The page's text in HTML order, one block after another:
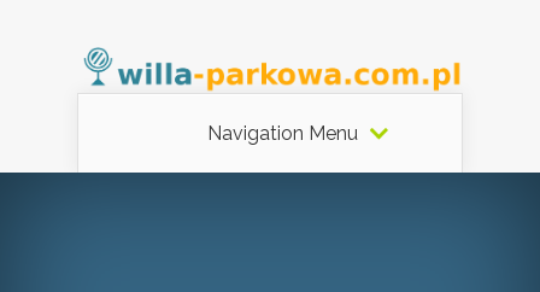
Navigation Menu